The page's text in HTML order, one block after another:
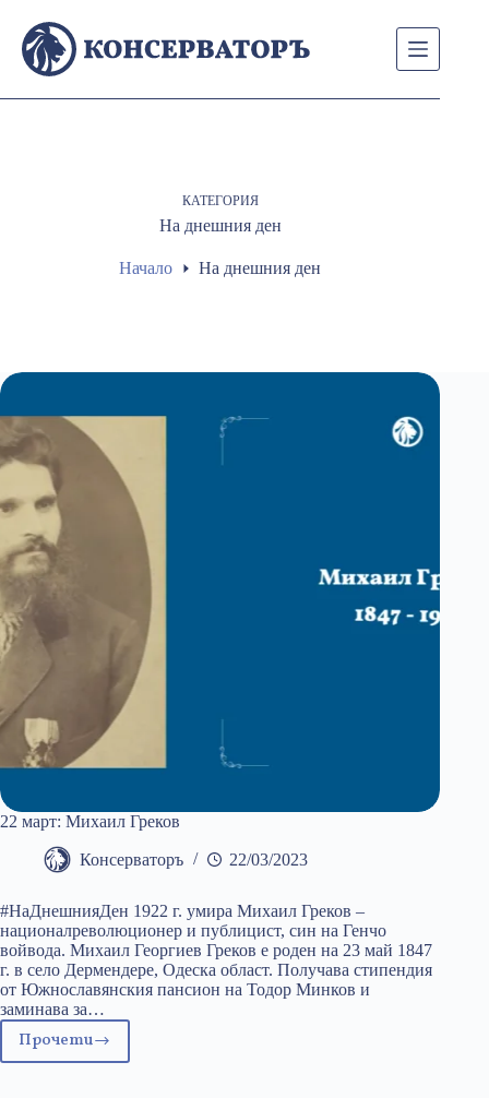
content
КАТЕГОРИЯ
На днешния ден
Начало На днешния ден
22 март: Михаил Греков
Консерваторъ 22/03/2023
#НаДнешнияДен 1922 г. умира Михаил Греков –
националреволюционер и публицист, син на Генчо
войвода. Михаил Георгиев Греков е роден на 23 май 1847
г. в село Дермендере, Одеска област. Получава стипендия
от Южнославянския пансион на Тодор Минков и
заминава за…
Прочети
22